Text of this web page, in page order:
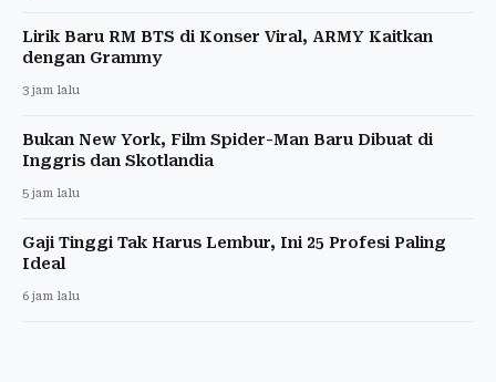
Lirik Baru RM BTS di Konser Viral, ARMY Kaitkan
dengan Grammy
3 jam lalu
Bukan New York, Film Spider-Man Baru Dibuat di
Inggris dan Skotlandia
5 jam lalu
Gaji Tinggi Tak Harus Lembur, Ini 25 Profesi Paling
Ideal
6 jam lalu